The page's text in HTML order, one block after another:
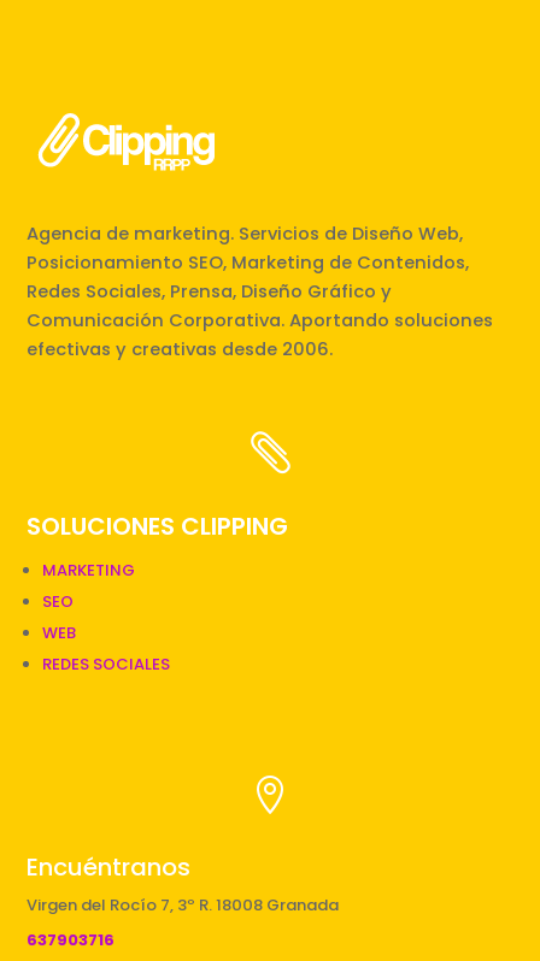
Agencia de marketing. Servicios de Diseño Web,
Posicionamiento SEO, Marketing de Contenidos,
Redes Sociales, Prensa, Diseño Gráfico y
Comunicación Corporativa. Aportando soluciones
efectivas y creativas desde 2006.

SOLUCIONES CLIPPING
MARKETING
SEO
WEB
REDES SOCIALES

Encuéntranos
Virgen del Rocío 7, 3º R. 18008 Granada
637903716